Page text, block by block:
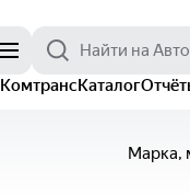
КомтрансКаталог
Марка,